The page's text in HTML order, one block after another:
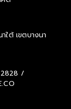
ใต้ เขตบางนา
/